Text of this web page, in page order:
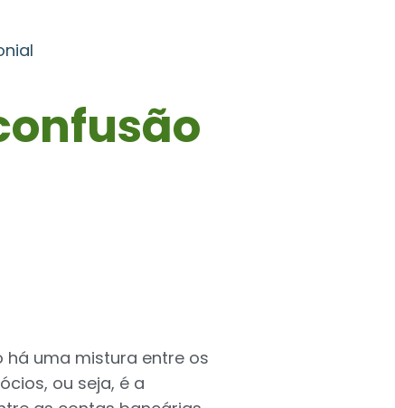
há uma mistura entre os
ou seja, é a